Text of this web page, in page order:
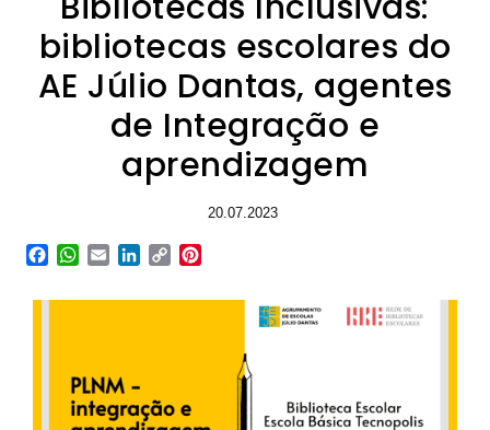
bibliotecas escolares do
AE Júlio Dantas, agentes
de Integração e
aprendizagem
20.07.2023
Facebook
WhatsApp
EmailLinkedIn
Copy